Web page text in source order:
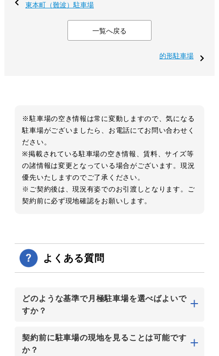
東本町（難波）駐車場
一覧へ戻る
的形駐車場
※駐車場の空き情報は常に変動しますので、気になる
駐車場がございましたら、お電話にてお問い合わせく
ださい。
※掲載されている駐車場の空き情報、賃料、サイズ等
の諸情報は変更となっている場合がございます。現況
優先いたしますのでご了承ください。
※ご契約後は、現況有姿でのお引渡しとなります。ご
契約前に必ず現地確認をお願いします。
よくある質問
どのような基準で月極駐車場を選べばよいで
すか？
契約前に駐車場の現地を見ることは可能です
か？